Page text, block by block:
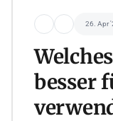
26. Apr
besser